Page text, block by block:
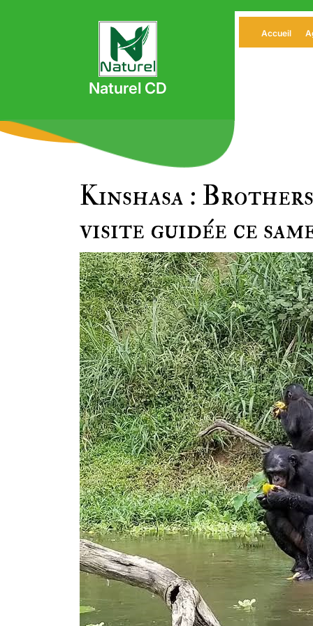
Naturel CD
Accueil
Kinshasa :
visite guidée ce